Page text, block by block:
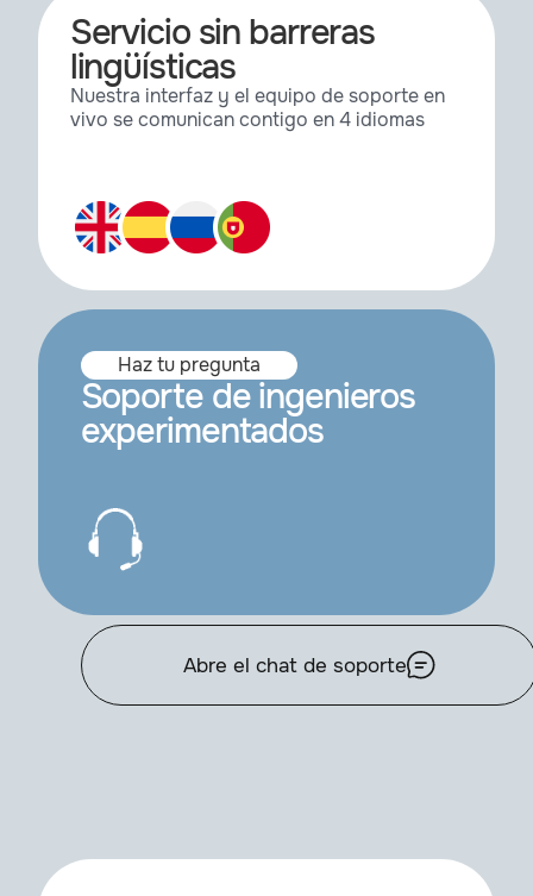
Servicio sin barreras
lingüísticas
Nuestra interfaz y el equipo de soporte en
vivo se comunican contigo en 4 idiomas
Haz tu pregunta
Soporte de ingenieros
experimentados
Abre el chat de soporte